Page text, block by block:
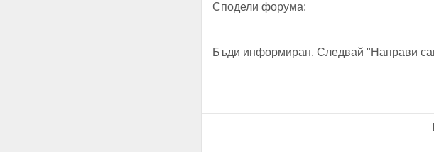
Сподели форума:
Бъди информиран. Следвай "Направи